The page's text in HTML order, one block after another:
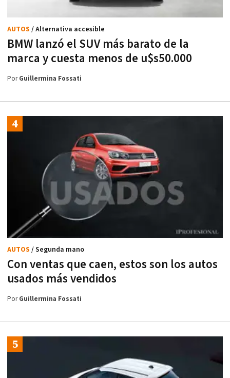
BMW lanzó el SUV más barato de la
marca y cuesta menos de u$s50.000
AUTOS / Alternativa accesible
PorGuillermina Fossati
Con ventas que caen, estos son los autos
usados más vendidos
AUTOS / Segunda mano
PorGuillermina Fossati